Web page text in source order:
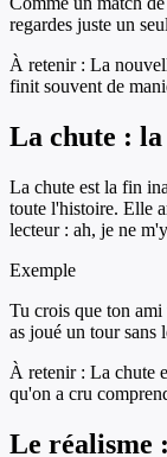
regardes juste un
À retenir : La
finit souvent de
La chute :
La chute est la fin
toute l'histoire. Elle
lecteur : ah, je ne
Exemple
Tu crois que ton
as joué un tour sans
À retenir : La chute
qu'on a cru
Le réalisme